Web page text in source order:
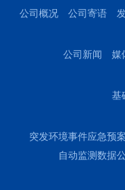
公司概况 公司寄语
公司新闻 媒
基
突发环境事件应急预案
自动监测数据